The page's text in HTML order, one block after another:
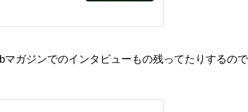
マガジンでのインタビューもの残ってたりするの